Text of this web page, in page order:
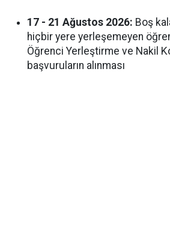
17 - 21 Ağustos 2026: Boş
hiçbir yere yerleşemeyen
Öğrenci Yerleştirme ve Nakil
başvuruların alınması